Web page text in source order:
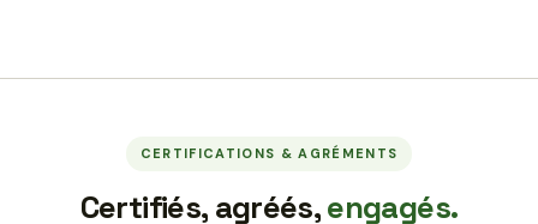
CERTIFICATIONS & AGRÉMENTS
Certifiés, agréés,engagés.